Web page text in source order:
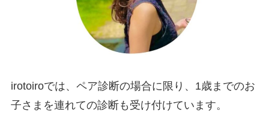
irotoiroでは、ペア診断の場合に限り、1歳までのお
子さまを連れての診断も受け付けています。